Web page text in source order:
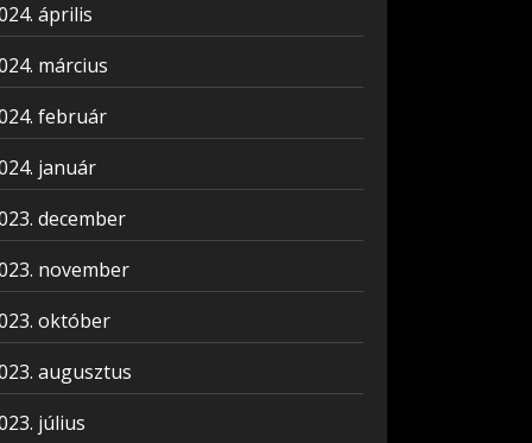
április
március
február
január
december
november
október
augusztus
július